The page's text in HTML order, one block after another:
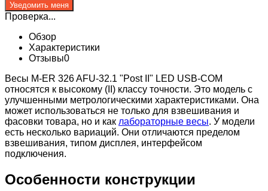
Проверка...
Обзор
Характеристики
Отзывы0
Весы M-ER 326 AFU-32.1 "Post II" LED USB-COM
относятся к высокому (II) классу точности. Это модель с
улучшенными метрологическими характеристиками. Она
может использоваться не только для взвешивания и
фасовки товара, но и как лабораторные весы. У модели
есть несколько вариаций. Они отличаются пределом
взвешивания, типом дисплея, интерфейсом
подключения.
Особенности конструкции